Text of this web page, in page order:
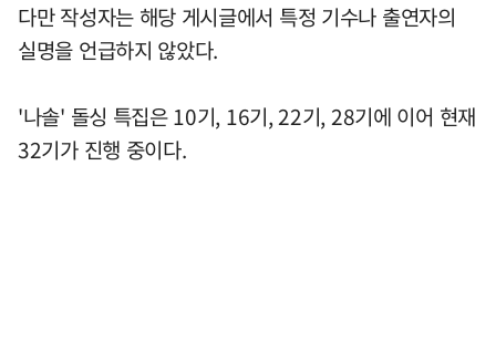
다만 작성자는 해당 게시글에서 특정 기수나 출연자의
실명을 언급하지 않았다.
'나솔' 돌싱 특집은 10기, 16기, 22기, 28기에 이어 현재
32기가 진행 중이다.